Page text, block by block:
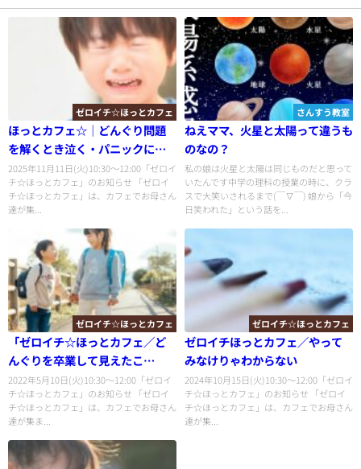
ゼロイチ☆ほっとカフェ
ほっとカフェ☆｜どんぐり問題
を解くとき泣く・パニックにな
る
2025年11月11日(火)10:30〜12:00「ゼロイ
チ☆ほっとカフェ」のお知らせ 「ゼロイ
チ☆ほっとカフェ」は、カフェでお母さん
達が集...
さんすう教室
ねえママ、火星と太陽って違うも
のなの？
私の娘は火星と太陽は同じものだと思って
いたんです中学の理科の授業の時に、クラ
スで大笑いされるまで(￣∇￣) 娘から「今
日笑われた」という話を...
ゼロイチ☆ほっとカフェ
「ゼロイチ☆ほっとカフェ／ど
んぐりを卒業して見えたこ
と・・・
2022年5月10日(火)10:30〜12:00「ゼロイ
チ☆ほっとカフェ」のお知らせ 「ゼロイ
チ☆ほっとカフェ」は、カフェでお母さん
達が集ま...
ゼロイチ☆ほっとカフェ
ゼロイチほっとカフェ／やって
みなけりゃわからない
2024年10月15日(火)10:30〜12:00「ゼロイ
チ☆ほっとカフェ」のお知らせ 「ゼロイ
チ☆ほっとカフェ」は、カフェでお母さん
達が集...